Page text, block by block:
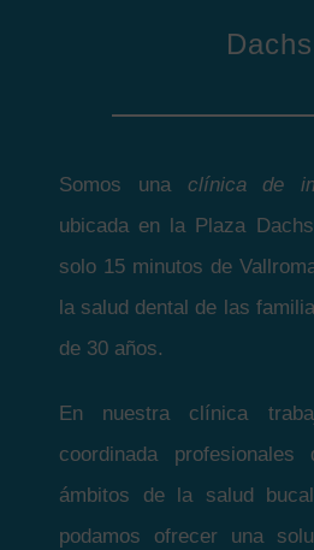
Dachs
Somos una clínica de
ubicada en la Plaza
solo 15 minutos de
la salud dental de las
de 30 años.
En nuestra clínica
coordinada
ámbitos de la salud
podamos ofrecer una